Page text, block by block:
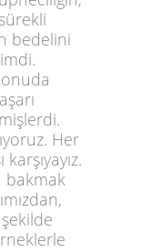
bedelini
Her
bakmak